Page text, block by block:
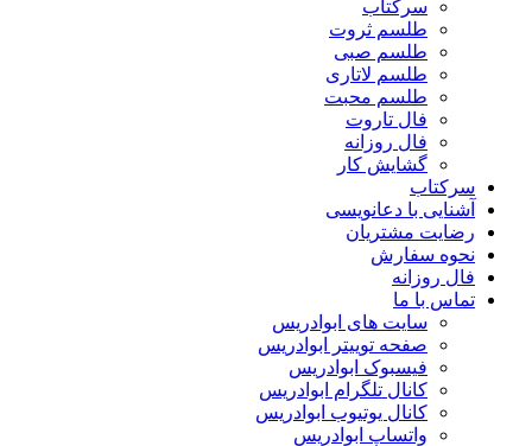
سرکتاب
طلسم ثروت
طلسم صبی
طلسم لاتاری
طلسم محبت
فال تاروت
فال روزانه
گشایش کار
سرکتاب
آشنایی با دعانویسی
رضایت مشتریان
نحوه سفارش
فال روزانه
تماس با ما
سایت های ابوادریس
صفحه توییتر ابوادریس
فیسبوک ابوادریس
کانال تلگرام ابوادریس
کانال یوتیوب ابوادریس
واتساپ ابوادریس